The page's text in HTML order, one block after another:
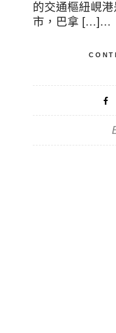
的交通樞紐峴
市，巴拿 […]…